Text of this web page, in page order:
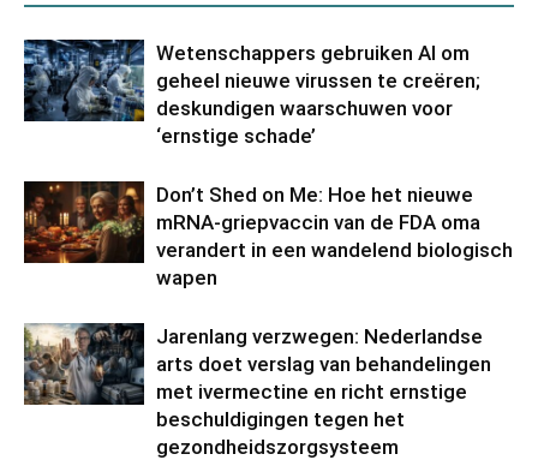
Wetenschappers gebruiken AI om
geheel nieuwe virussen te creëren;
deskundigen waarschuwen voor
‘ernstige schade’
Don’t Shed on Me: Hoe het nieuwe
mRNA-griepvaccin van de FDA oma
verandert in een wandelend biologisch
wapen
Jarenlang verzwegen: Nederlandse
arts doet verslag van behandelingen
met ivermectine en richt ernstige
beschuldigingen tegen het
gezondheidszorgsysteem